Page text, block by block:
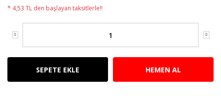
* 4,53 TL den başlayan taksitlerle!!
SEPETE EKLE HEMEN AL